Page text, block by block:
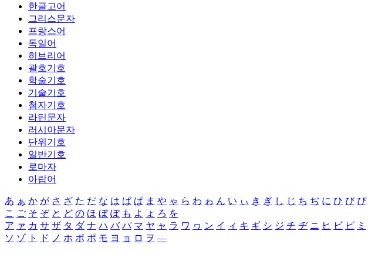
한글고어
그리스문자
프랑스어
독일어
히브리어
괄호기호
학술기호
기술기호
첨자기호
라틴문자
러시아문자
단위기호
일반기호
로마자
아랍어
あ ぁ か が さ ざ た だ な は ば ぱ ま や ゃ ら わ ゎ ん い ぃ き ぎ し じ ち ぢ に ひ び ぴ
こ ご そ ぞ と ど の ほ ぼ ぽ も よ ょ ろ を
ア ァ カ サ ザ タ ダ ナ ハ バ パ マ ヤ ャ ラ ワ ヮ ン イ ィ キ ギ シ ジ チ ヂ ニ ヒ ビ ピ ミ
ソ ゾ ト ド ノ ホ ボ ポ モ ヨ ョ ロ ヲ ―